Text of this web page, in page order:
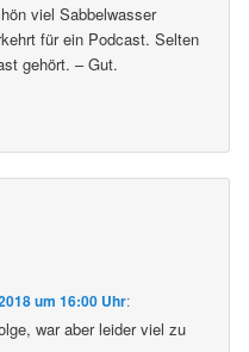
viel Sabbelwasser
für ein Podcast. Selten
gehört. – Gut.
um 16:00 Uhr:
war aber leider viel zu